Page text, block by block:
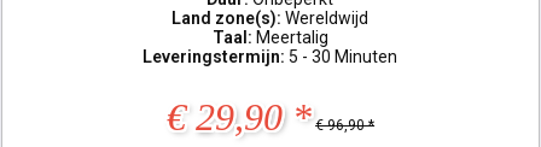
Land zone(s):Wereldwijd
Taal: Meertalig
Leveringstermijn: 5 - 30 Minuten
€ 29,90 * € 96,90 *